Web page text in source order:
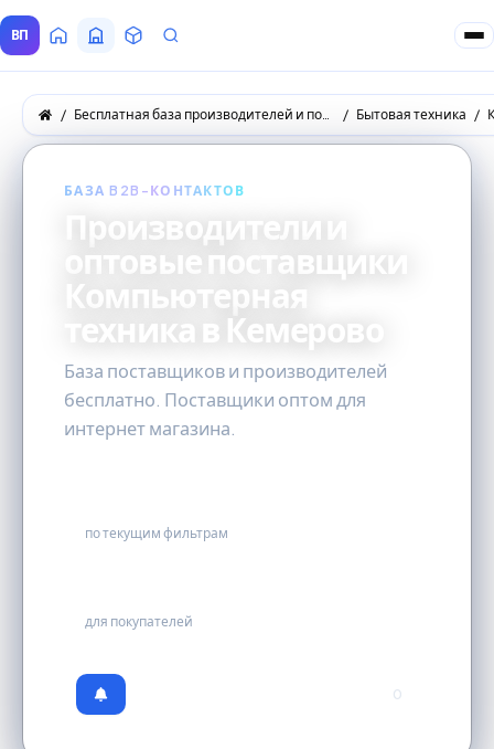
ВП ГлавнаяВсе Поставщики
ТоварыЗапросы покупателей
Бесплатная база производителей и поставщиков товаров оптом Бытовая техника
БАЗА B2B-КОНТАКТОВ
Производители и
оптовые поставщики
Компьютерная
техника в Кемерово
База поставщиков и производителей
бесплатно. Поставщики оптом для
интернет магазина.
по текущим фильтрам
для покупателей
0